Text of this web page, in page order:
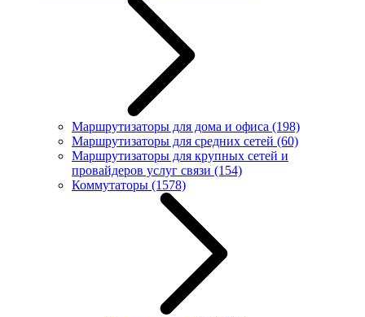
Маршрутизаторы для дома и офиса (198)
Маршрутизаторы для средних сетей (60)
Маршрутизаторы для крупных сетей и
провайдеров услуг связи (154)
Коммутаторы (1578)